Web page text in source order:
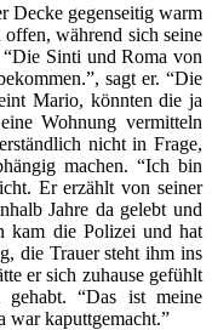
Decke gegenseitig warm
während sich seine
Sinti und Roma von
sagt er. “Die
Mario, könnten die ja
Wohnung vermitteln
nicht in Frage,
machen. “Ich bin
Er erzählt von seiner
Jahre da gelebt und
kam die Polizei und hat
die Trauer steht ihm ins
er sich zuhause gefühlt
“Das ist meine
war kaputtgemacht.”